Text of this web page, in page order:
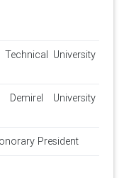
Technical University
Demirel University
President